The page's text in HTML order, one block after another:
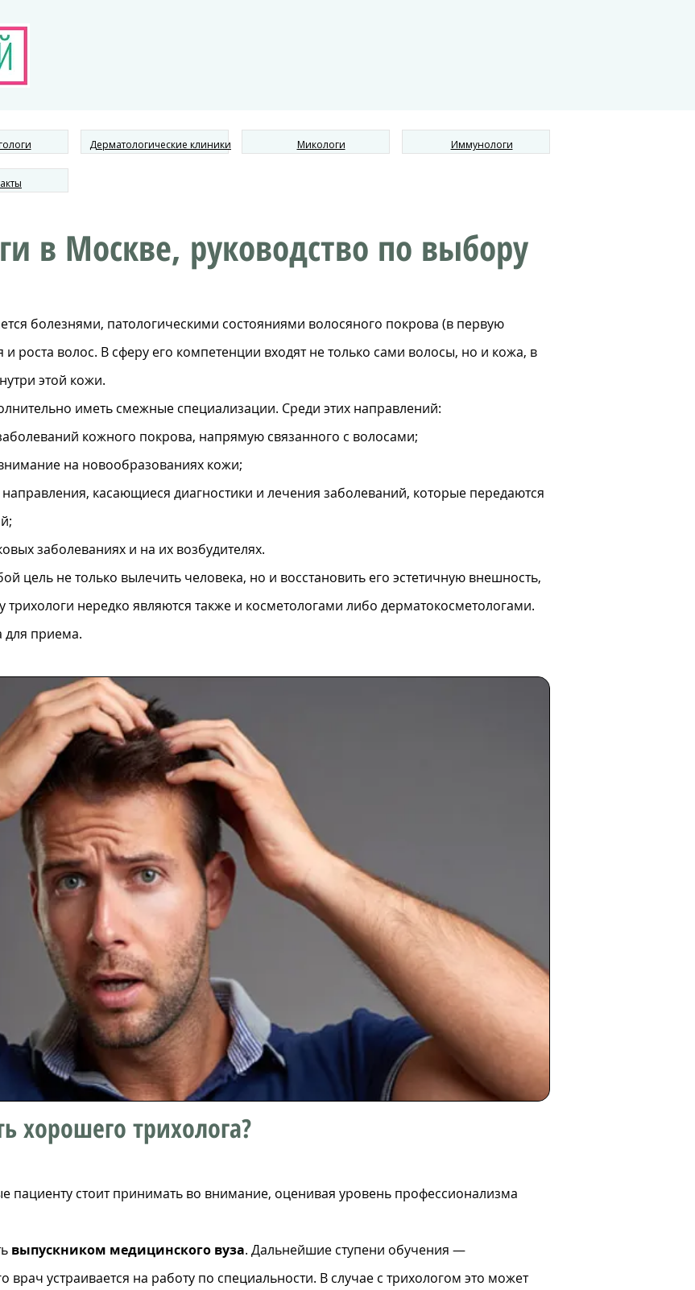
Дерматологические клиники Микологи Иммунологи
в Москве, руководство по выбору
болезнями, патологическими состояниями волосяного покрова (в первую
роста волос. В сферу его компетенции входят не только сами волосы, но и кожа, в
этой кожи.
иметь смежные специализации. Среди этих направлений:
кожного покрова, напрямую связанного с волосами;
на новообразованиях кожи;
касающиеся диагностики и лечения заболеваний, которые передаются
заболеваниях и на их возбудителях.
цель не только вылечить человека, но и восстановить его эстетичную внешность,
нередко являются также и косметологами либо дерматокосметологами.
для приема.
хорошего трихолога?
пациенту стоит принимать во внимание, оценивая уровень профессионализма
выпускником медицинского вуза. Дальнейшие ступени обучения —
врач устраивается на работу по специальности. В случае с трихологом это может